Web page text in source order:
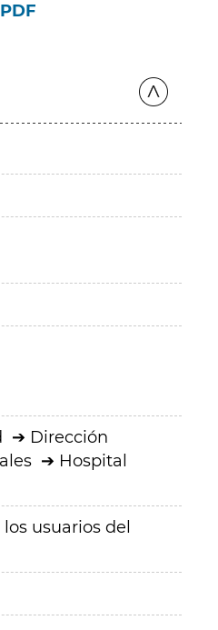
PDF
Dirección
Hospital
usuarios del